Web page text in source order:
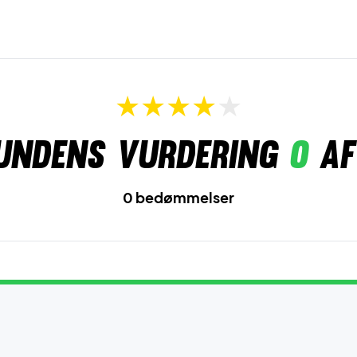
vurdering 0af
0 bedømmelser